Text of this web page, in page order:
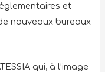
et
nouveaux bureaux
qui, à l’image